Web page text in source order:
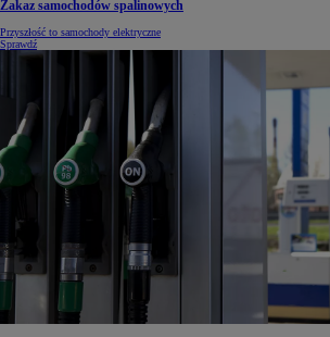
Zakaz samochodów spalinowych
Przyszłość to samochody elektryczne
Sprawdź